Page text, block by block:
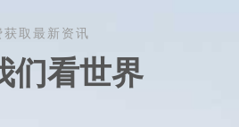
取最新资讯
们看世界